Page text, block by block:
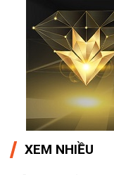
XEM NHIỀU